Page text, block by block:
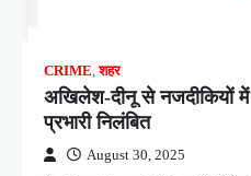
CRIME,शहर
अखिलेश-दीनू से नजदीकियों में
प्रभारी निलंबित
August 30, 2025